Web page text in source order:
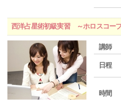
西洋占星術初級実習 ～ホロスコー
講師
日程
時間